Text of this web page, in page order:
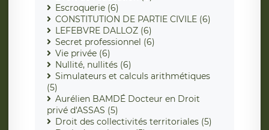
Escroquerie (6)
CONSTITUTION DE PARTIE CIVILE (6)
LEFEBVRE DALLOZ (6)
Secret professionnel (6)
Vie privée (6)
Nullité, nullités (6)
Simulateurs et calculs arithmétiques
(5)
Aurélien BAMDÉ Docteur en Droit
privé d'ASSAS (5)
Droit des collectivités territoriales (5)